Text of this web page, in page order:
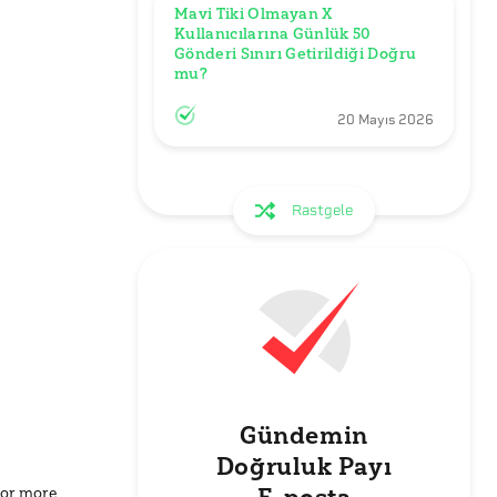
more
Mavi Tiki Olmayan X
Kullanıcılarına Günlük 50
Gönderi Sınırı Getirildiği Doğru
mu?
20 Mayıs 2026
Rastgele
Gündemin
Doğruluk Payı